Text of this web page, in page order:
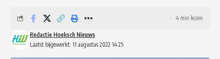
Laatst bijgewerkt: 11 augustus 2022 14:25
Redactie Hoeksch Nieuws
4 min lezen